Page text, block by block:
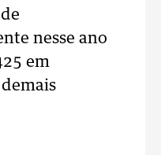
nesse ano
em